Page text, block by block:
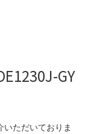
GY
ただいておりま